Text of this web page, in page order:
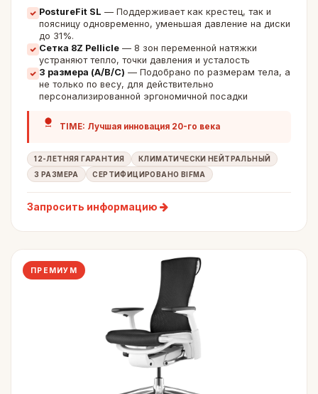
PostureFit SL — Поддерживает как крестец, так и
поясницу одновременно, уменьшая давление на диски
до 31%.
Сетка 8Z Pellicle — 8 зон переменной натяжки
устраняют тепло, точки давления и усталость
3 размера (A/B/C) — Подобрано по размерам тела, а
не только по весу, для действительно
персонализированной эргономичной посадки
TIME: Лучшая инновация 20-го века
12-ЛЕТНЯЯ ГАРАНТИЯ
КЛИМАТИЧЕСКИ НЕЙТРАЛЬНЫЙ
3 РАЗМЕРА
СЕРТИФИЦИРОВАНО BIFMA
Запросить информацию
ПРЕМИУМ